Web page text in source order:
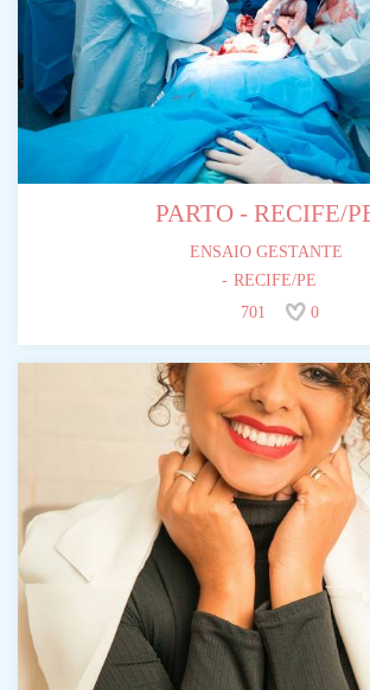
PARTO - RECIFE/
ENSAIO GESTANTE
RECIFE/PE
701
0